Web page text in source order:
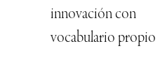
innovación con
vocabulario propio